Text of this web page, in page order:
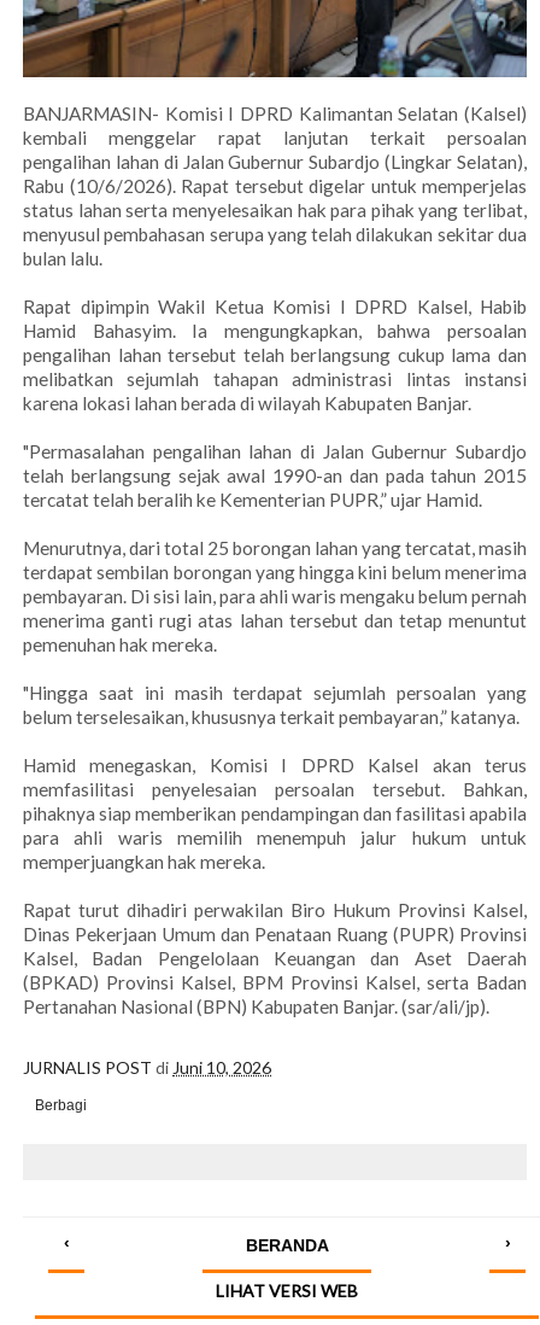
BANJARMASIN- Komisi I DPRD Kalimantan Selatan (Kalsel)
kembali menggelar rapat lanjutan terkait persoalan
pengalihan lahan di Jalan Gubernur Subardjo (Lingkar Selatan),
Rabu (10/6/2026). Rapat tersebut digelar untuk memperjelas
status lahan serta menyelesaikan hak para pihak yang terlibat,
menyusul pembahasan serupa yang telah dilakukan sekitar dua
bulan lalu.
Rapat dipimpin Wakil Ketua Komisi I DPRD Kalsel, Habib
Hamid Bahasyim. Ia mengungkapkan, bahwa persoalan
pengalihan lahan tersebut telah berlangsung cukup lama dan
melibatkan sejumlah tahapan administrasi lintas instansi
karena lokasi lahan berada di wilayah Kabupaten Banjar.
"Permasalahan pengalihan lahan di Jalan Gubernur Subardjo
telah berlangsung sejak awal 1990-an dan pada tahun 2015
tercatat telah beralih ke Kementerian PUPR,” ujar Hamid.
Menurutnya, dari total 25 borongan lahan yang tercatat, masih
terdapat sembilan borongan yang hingga kini belum menerima
pembayaran. Di sisi lain, para ahli waris mengaku belum pernah
menerima ganti rugi atas lahan tersebut dan tetap menuntut
pemenuhan hak mereka.
"Hingga saat ini masih terdapat sejumlah persoalan yang
belum terselesaikan, khususnya terkait pembayaran,” katanya.
Hamid menegaskan, Komisi I DPRD Kalsel akan terus
memfasilitasi penyelesaian persoalan tersebut. Bahkan,
pihaknya siap memberikan pendampingan dan fasilitasi apabila
para ahli waris memilih menempuh jalur hukum untuk
memperjuangkan hak mereka.
Rapat turut dihadiri perwakilan Biro Hukum Provinsi Kalsel,
Dinas Pekerjaan Umum dan Penataan Ruang (PUPR) Provinsi
Kalsel, Badan Pengelolaan Keuangan dan Aset Daerah
(BPKAD) Provinsi Kalsel, BPM Provinsi Kalsel, serta Badan
Pertanahan Nasional (BPN) Kabupaten Banjar. (sar/ali/jp).
JURNALIS POST di Juni 10, 2026
Berbagi
‹ ›
BERANDA
LIHAT VERSI WEB